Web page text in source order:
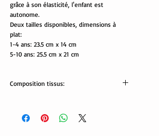
grâce à son élasticité, l'enfant est
autonome.
Deux tailles disponibles, dimensions à
plat:
1-4 ans: 23.5 cm x 14 cm
5-10 ans: 25.5 cm x 21 cm
Composition tissus:
élasthanne